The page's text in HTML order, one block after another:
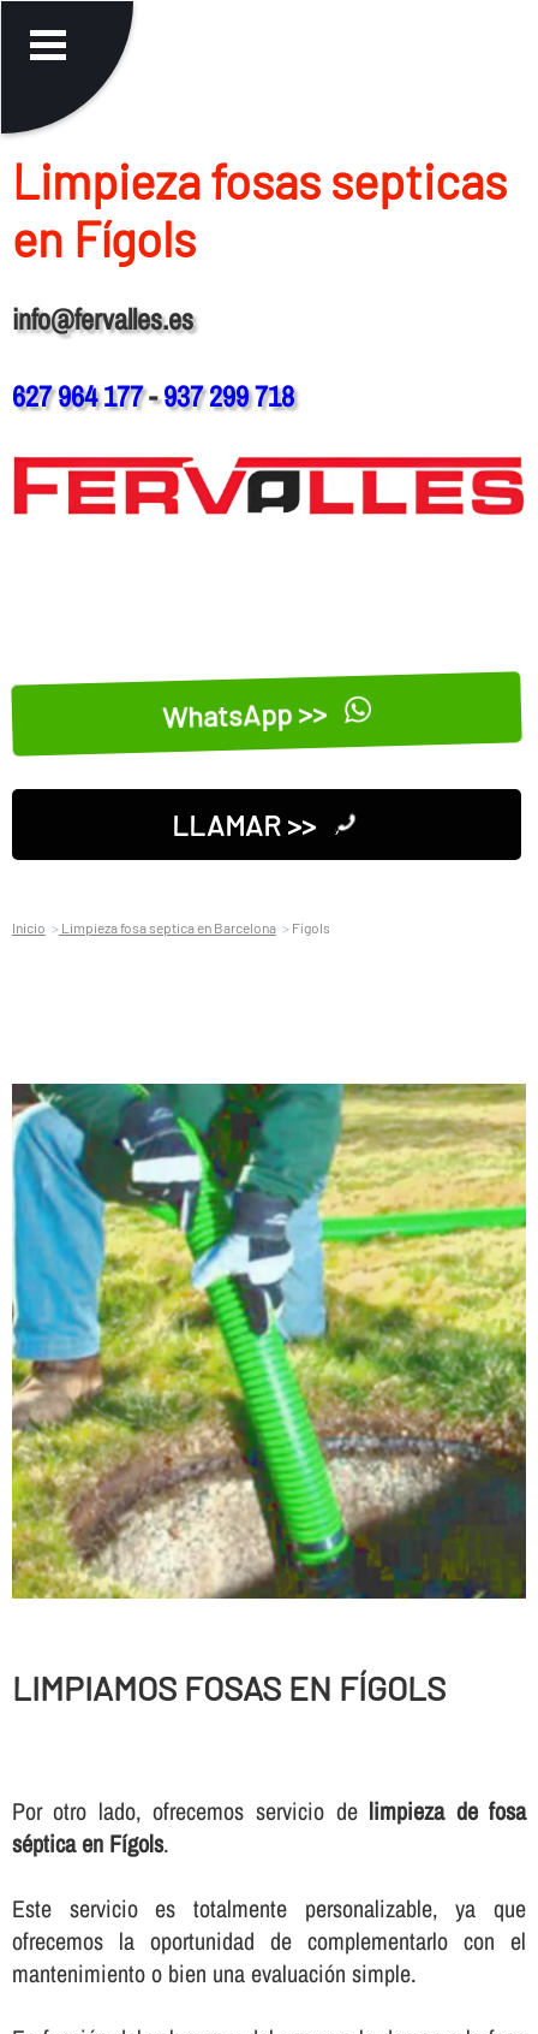
Limpieza fosas septicas
en Fígols
info@fervalles.es
627 964 177-937 299 718
WhatsApp >>
LLAMAR >>
Inicio Limpieza fosa septica en Barcelona Fígols
LIMPIAMOS FOSAS EN FÍGOLS
Por otro lado, ofrecemos servicio de limpieza de fosa
séptica en Fígols.
Este servicio es totalmente personalizable, ya que
ofrecemos la oportunidad de complementarlo con el
mantenimiento o bien una evaluación simple.